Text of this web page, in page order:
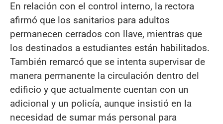
En relación con el control interno, la rectora
afirmó que los sanitarios para adultos
permanecen cerrados con llave, mientras que
los destinados a estudiantes están habilitados.
También remarcó que se intenta supervisar de
manera permanente la circulación dentro del
edificio y que actualmente cuentan con un
adicional y un policía, aunque insistió en la
necesidad de sumar más personal para